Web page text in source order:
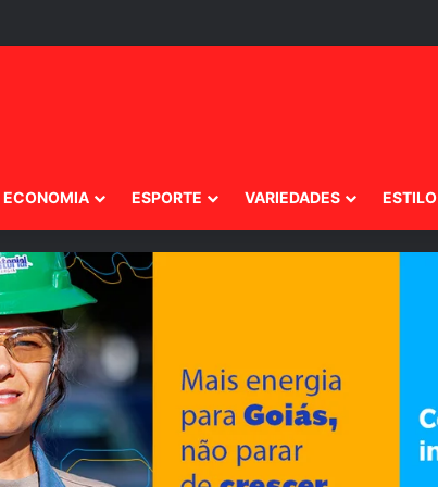
ECONOMIA ESPORTE VARIEDADES ESTILO